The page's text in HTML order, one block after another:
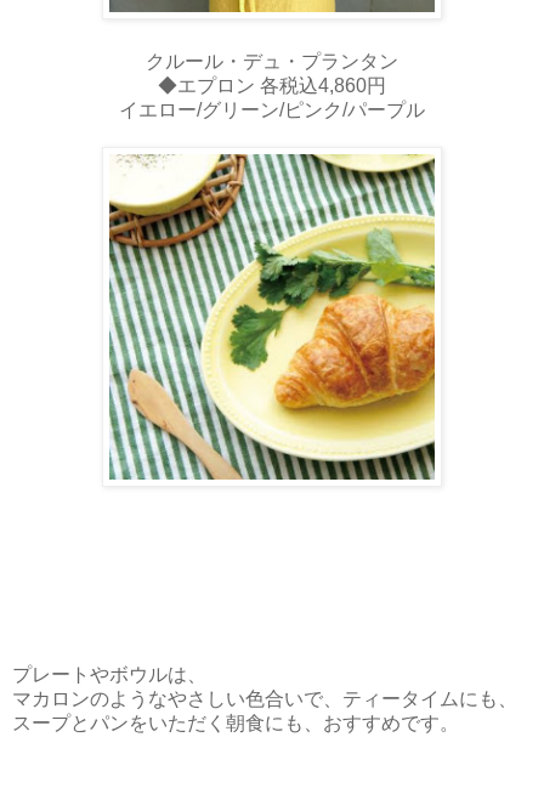
クルール・デュ・プランタン
◆エプロン 各税込4,860円
イエロー/グリーン/ピンク/パープル
プレートやボウルは、
マカロンのようなやさしい色合いで、ティータイムにも、
スープとパンをいただく朝食にも、おすすめです。